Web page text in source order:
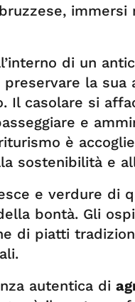
immersi
di un
la sua
Il casolare si
e
è
sostenibilità e
e verdure di
bontà. Gli
di piatti
autentica di